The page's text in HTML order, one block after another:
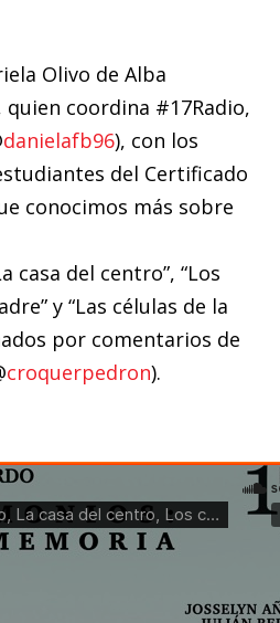
Olivo de Alba
quien coordina ⁠#17Radio⁠,
danielafb96⁠), con los
del Certificado
conocimos más sobre
casa del centro”, “Los
y “Las células de la
por comentarios de
croquerpedron⁠).